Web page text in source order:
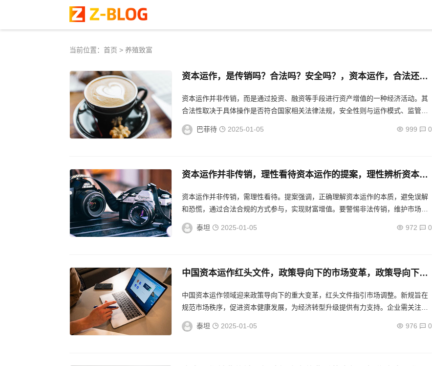
当前位置： 首页 > 养殖致富
资本运作，是传销吗？合法吗？安全吗？，资本运作，合法还是
资本运作并非传销，而是通过投资、融资等手段进行资产增值的一种经济活动。其
合法性取决于具体操作是否符合国家相关法律法规，安全性则与运作模式、监管环
境等因素相关。投资者需谨慎评估风险，确保合法合规操作。...
巴菲待
2025-01-05 999 0
资本运作并非传销，理性看待资本运作的提案，理性辨析资本运
资本运作并非传销，需理性看待。提案强调，正确理解资本运作的本质，避免误解
和恐慌，通过合法合规的方式参与，实现财富增值。要警惕非法传销，维护市场秩
序。...
泰坦
2025-01-05 972 0
中国资本运作红头文件，政策导向下的市场变革，政策导向下中
中国资本运作领域迎来政策导向下的重大变革，红头文件指引市场调整。新规旨在
规范市场秩序，促进资本健康发展，为经济转型升级提供有力支持。企业需关注政
策动向，积极适应市场变化，以实现可持续发展。...
泰坦
2025-01-05 976 0